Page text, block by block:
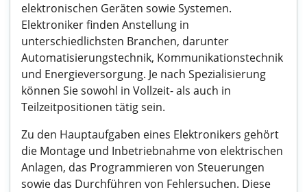
elektronischen Geräten sowie Systemen.
Elektroniker finden Anstellung in
unterschiedlichsten Branchen, darunter
Automatisierungstechnik, Kommunikationstechnik
und Energieversorgung. Je nach Spezialisierung
können Sie sowohl in Vollzeit- als auch in
Teilzeitpositionen tätig sein.
Zu den Hauptaufgaben eines Elektronikers gehört
die Montage und Inbetriebnahme von elektrischen
Anlagen, das Programmieren von Steuerungen
sowie das Durchführen von Fehlersuchen. Diese